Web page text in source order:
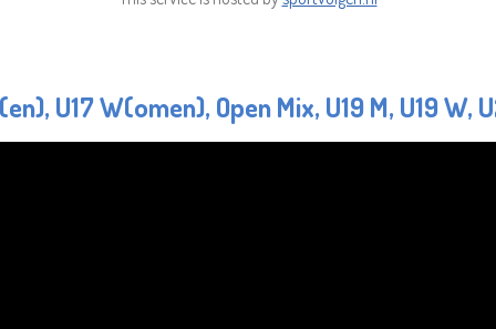
U17 W(omen), Open Mix, U19 M, U19 W,